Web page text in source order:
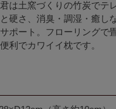
は土窯づくりの竹炭でテ
硬さ、消臭・調湿・癒し
ポート。フローリングで
利でカワイイ枕です。